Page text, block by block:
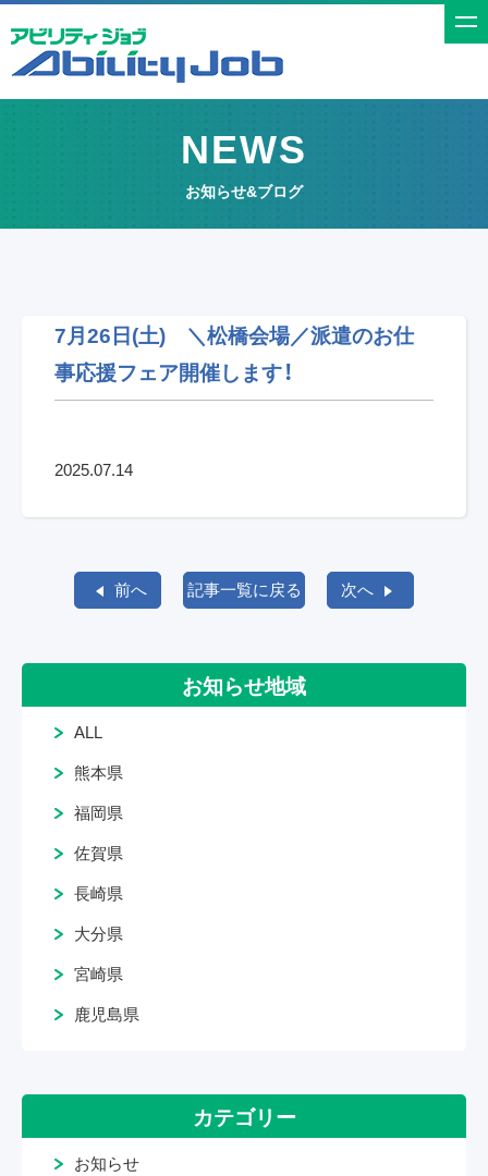
t
a
NEWS
お知らせ&ブログ
7月26日(土) ＼松橋会場／派遣のお仕
事応援フェア開催します！
2025.07.14
前へ 記事一覧に戻る 次へ
お知らせ地域
ALL
熊本県
福岡県
佐賀県
長崎県
大分県
宮崎県
鹿児島県
カテゴリー
お知らせ